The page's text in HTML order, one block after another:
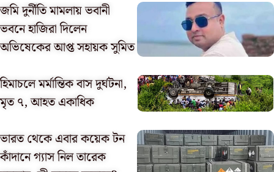
জমি দুর্নীতি মামলায় ভবানী
ভবনে হাজিরা দিলেন
অভিষেকের আপ্ত সহায়ক সুমিত
হিমাচলে মর্মান্তিক বাস দুর্ঘটনা,
মৃত ৭, আহত একাধিক
ভারত থেকে এবার কয়েক টন
কাঁদানে গ্যাস নিল তারেক